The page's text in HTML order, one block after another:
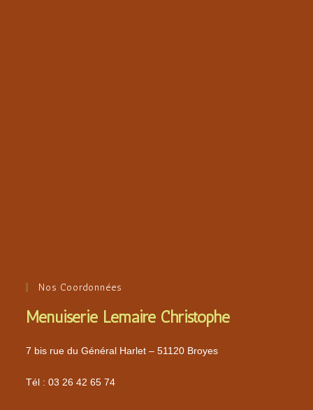
Nos Coordonnées
Menuiserie Lemaire Christophe
7 bis rue du Général Harlet – 51120 Broyes
Tél :03 26 42 65 74